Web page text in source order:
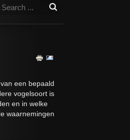
een bepaald
vogelsoort is
en in welke
waarnemingen